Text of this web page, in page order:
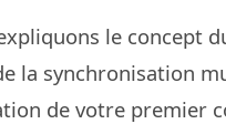
le concept
la synchronisation
de votre premier